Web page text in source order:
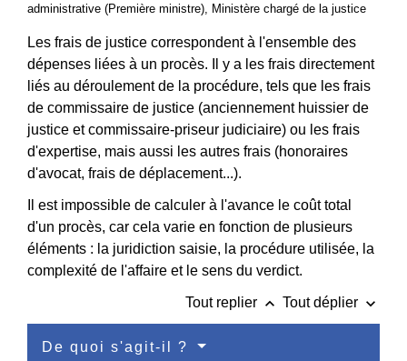
administrative (Première ministre), Ministère chargé de la justice
Les frais de justice correspondent à l'ensemble des
dépenses liées à un procès. Il y a les frais directement
liés au déroulement de la procédure, tels que les frais
de commissaire de justice (anciennement huissier de
justice et commissaire-priseur judiciaire) ou les frais
d'expertise, mais aussi les autres frais (honoraires
d'avocat, frais de déplacement...).
Il est impossible de calculer à l'avance le coût total
d'un procès, car cela varie en fonction de plusieurs
éléments : la juridiction saisie, la procédure utilisée, la
complexité de l'affaire et le sens du verdict.
Tout replier keyboard_arrow_up Tout déplier keyboard_arrow_down
De quoi s'agit-il ?